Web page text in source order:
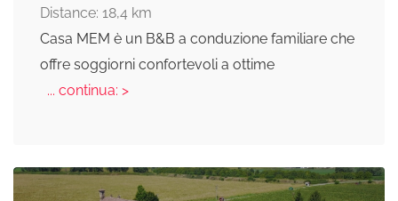
Distance: 18,4 km
Casa MEM è un B&B a conduzione familiare che
offre soggiorni confortevoli a ottime
... continua: >